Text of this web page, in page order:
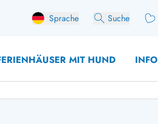
Sprache Suche
MIT HUND INFO